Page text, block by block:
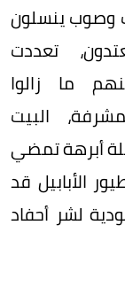
وصوب ينسلون
تعددت
ما زالوا
البيت
أبرهة تمضي
الأبابيل قد
لشر أحفاد